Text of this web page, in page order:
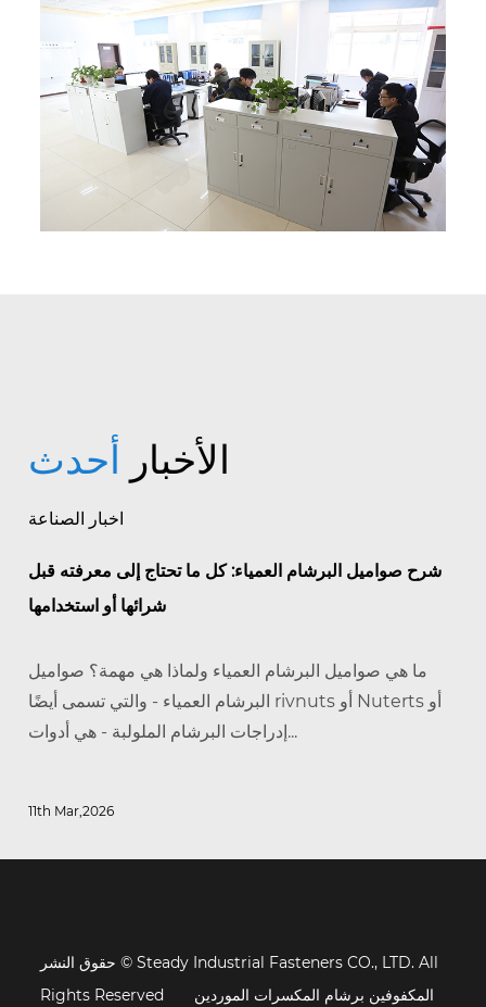
الأخبار أحدث
اخبار الصناعة
شرح صواميل البرشام العمياء: كل ما تحتاج إلى معرفته قبل
شرائها أو استخدامها
ما هي صواميل البرشام العمياء ولماذا هي مهمة؟ صواميل
البرشام العمياء - والتي تسمى أيضًا rivnuts أو Nuterts أو
إدراجات البرشام الملولبة - هي أدوات...
11th Mar,2026
حقوق النشر © Steady Industrial Fasteners CO., LTD. All
Rights Reserved
المكفوفين برشام المكسرات الموردين